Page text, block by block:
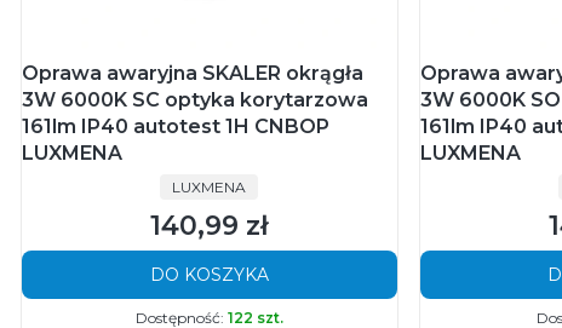
Oprawa awaryjna SKALER okrągła
3W 6000K SC optyka korytarzowa
161lm IP40 autotest 1H CNBOP
LUXMENA
PRODUCENT
LUXMENA
Cena
140,99 zł
DO KOSZYKA
Dostępność: 122 szt.
Oprawa
3W 6000K
161lm IP40
LUXMENA